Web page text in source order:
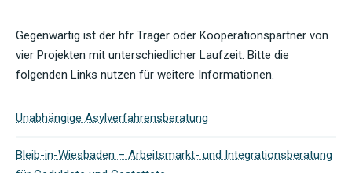
Gegenwärtig ist der hfr Träger oder Kooperationspartner von
vier Projekten mit unterschiedlicher Laufzeit. Bitte die
folgenden Links nutzen für weitere Informationen.
Unabhängige Asylverfahrensberatung
Bleib-in-Wiesbaden – Arbeitsmarkt- und Integrationsberatung